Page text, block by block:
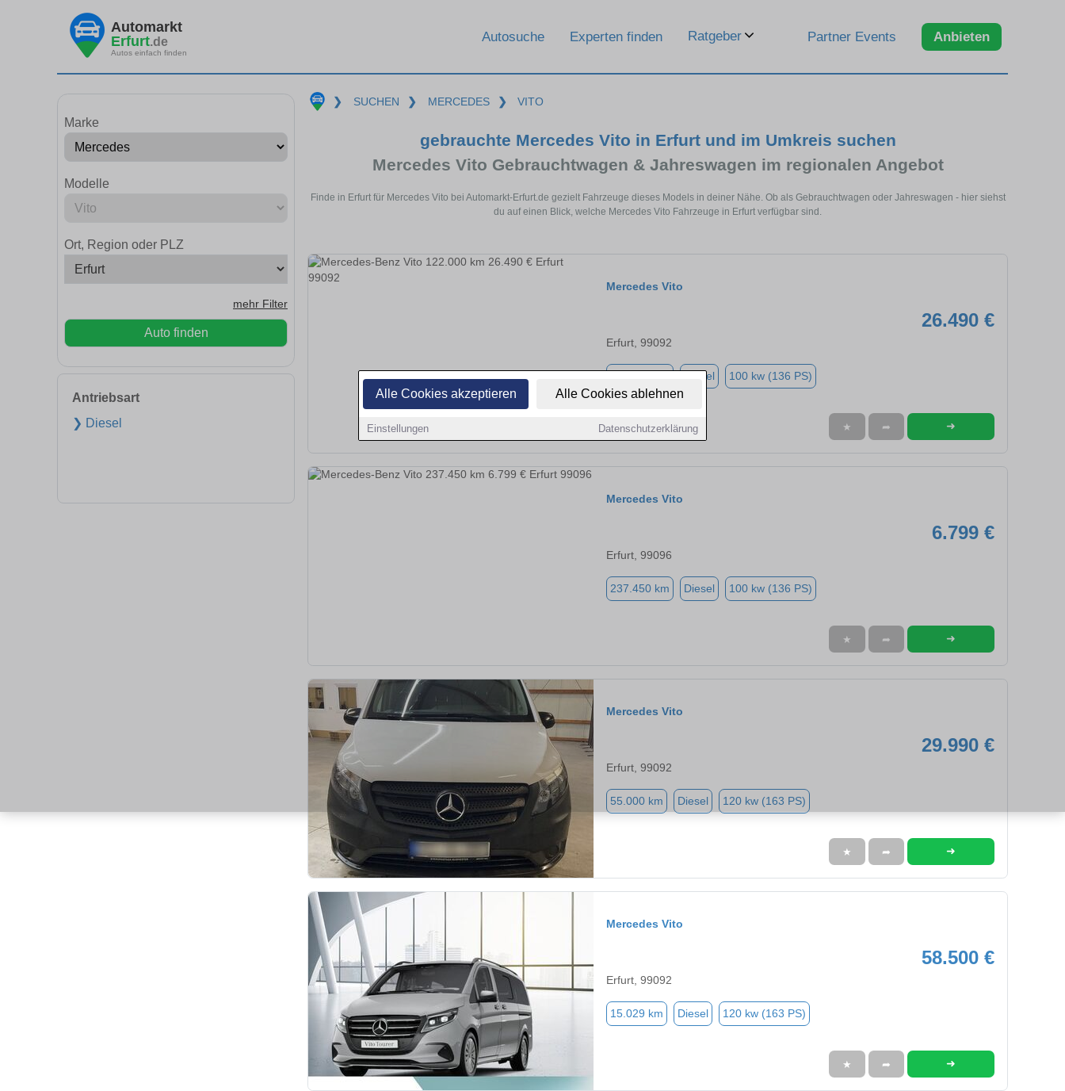
Alle Cookies akzeptieren Alle Cookies ablehnen
Einstellungen Datenschutzerklärung
Automarkt
Erfurt.de
Autos einfach finden
Autosuche Experten finden Ratgeber Partner Events Anbieten
Marke
Modelle
Ort, Region oder PLZ
mehr Filter
Auto finden
Antriebsart
❯ Diesel
❯ SUCHEN ❯ MERCEDES ❯ VITO
gebrauchte Mercedes Vito in Erfurt und im Umkreis suchen
Mercedes Vito Gebrauchtwagen & Jahreswagen im regionalen Angebot
Finde in Erfurt für Mercedes Vito bei Automarkt-Erfurt.de gezielt Fahrzeuge dieses Models in deiner Nähe. Ob als Gebrauchtwagen oder Jahreswagen - hier siehst
du auf einen Blick, welche Mercedes Vito Fahrzeuge in Erfurt verfügbar sind.
Mercedes Vito
26.490 €
Erfurt, 99092
Diesel 100 kw (136 PS)
★ ➦ ➜
Mercedes Vito
6.799 €
Erfurt, 99096
237.450 km Diesel 100 kw (136 PS)
★ ➦ ➜
Mercedes Vito
29.990 €
Erfurt, 99092
55.000 km Diesel 120 kw (163 PS)
★ ➦ ➜
Mercedes Vito
58.500 €
Erfurt, 99092
15.029 km Diesel 120 kw (163 PS)
★ ➦ ➜